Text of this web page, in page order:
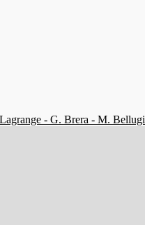
- G. Brera - M. Bellugi